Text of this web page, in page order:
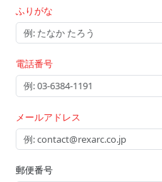
ふりがな
電話番号
メールアドレス
郵便番号